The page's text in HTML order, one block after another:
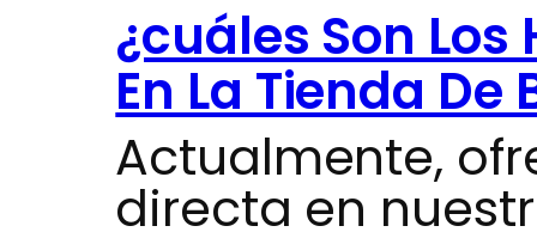
¿cuáles Son
En La Tienda De
Actualmente,
directa en